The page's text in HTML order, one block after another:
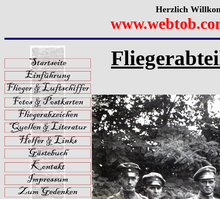
Herzlich